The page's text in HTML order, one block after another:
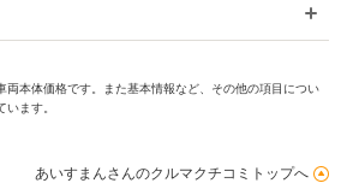
両本体価格です。また基本情報など、その他の項目につい
ます。
あいすまんさんのクルマクチコミトップへ